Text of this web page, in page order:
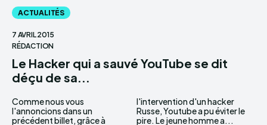
ACTUALITÉS
7 AVRIL 2015
RÉDACTION
Le Hacker qui a sauvé YouTube se dit
déçu de sa...
Comme nous vous
l'annoncions dans un
précédent billet, grâce à
l'intervention d'un hacker
Russe, Youtube a pu éviter le
pire. Le jeune homme a...